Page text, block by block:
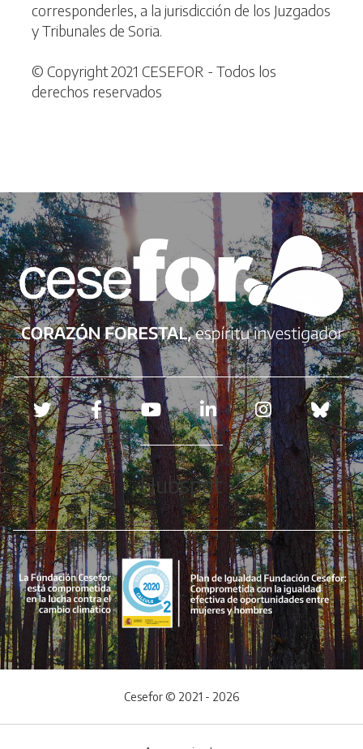
corresponderles, a la jurisdicción de los Juzgados
y Tribunales de Soria.
© Copyright 2021 CESEFOR - Todos los
derechos reservados
Redes sociales
Hubspot
Cesefor © 2021 - 2026